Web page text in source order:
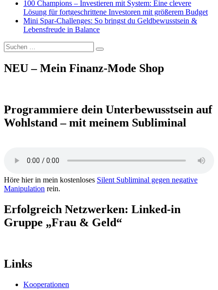
100 Champions – Investieren mit System: Eine clevere
Lösung für fortgeschrittene Investoren mit größerem Budget
Mini Spar-Challenges: So bringst du Geldbewusstsein &
Lebensfreude in Balance
Suchen
nach:
Suchen
NEU – Mein Finanz-Mode Shop
Programmiere dein Unterbewusstsein auf
Wohlstand – mit meinem Subliminal
Höre hier in mein kostenloses Silent Subliminal gegen negative
Manipulation rein.
Erfolgreich Netzwerken: Linked-in
Gruppe „Frau & Geld“
Links
Kooperationen